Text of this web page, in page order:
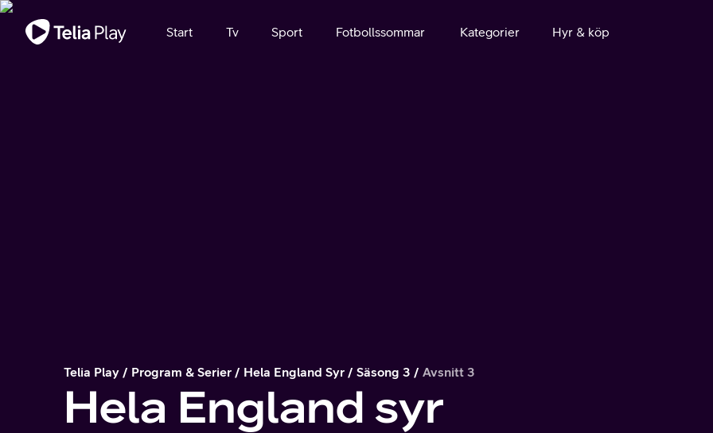
Viktigt meddelande
Start Tv Sport Fotbollssommar Kategorier Hyr & köp
Telia Play Program & Serier Hela England Syr Säsong 3 Avsnitt 3
Hela England syr